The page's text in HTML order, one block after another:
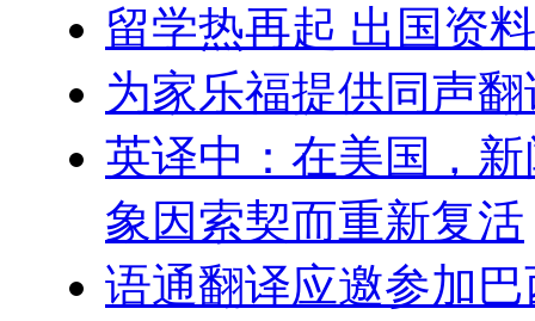
留学热再起 出国资
为家乐福提供同声
英译中：在美国，
象因索契而重新复活
语通翻译应邀参加